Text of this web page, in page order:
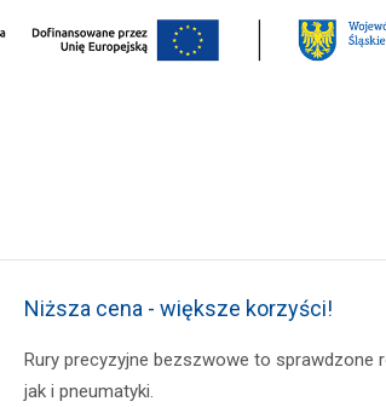
Niższa cena - większe korzyści!
Rury precyzyjne bezszwowe to sprawdzone
jak i pneumatyki.